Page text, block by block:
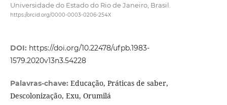
Universidade do Estado do Rio de Janeiro, Brasil.
https://orcid.org/0000-0003-0206-254X
DOI: https://doi.org/10.22478/ufpb.1983-
1579.2020v13n3.54228
Palavras-chave: Educação, Práticas de saber,
Descolonização, Exu, Orumilá